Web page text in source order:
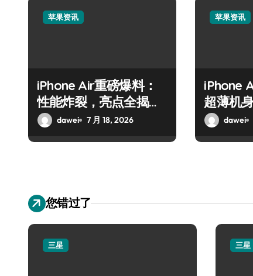
苹果资讯
iPhone Air重磅爆料：
性能炸裂，亮点全揭
秘！dawei 7 月 18, 2026
苹果资讯
iPhone
超薄机
热议dawei
您错过了
三星 三星